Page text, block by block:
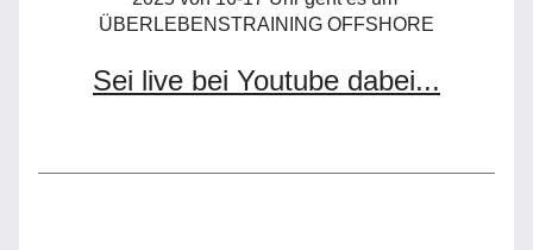
ÜBERLEBENSTRAINING OFFSHORE
Sei live bei Youtube dabei...